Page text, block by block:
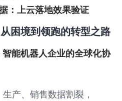
：上云落地效果验证
困境到领跑的转型之路
能机器人企业的全球化协
产、销售数据割裂，